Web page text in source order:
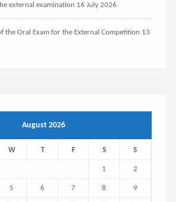
external examination 16 July 2026
the Oral Exam for the External Competition 13
August 2026
W T F S S
1 2
5 6 7 8 9